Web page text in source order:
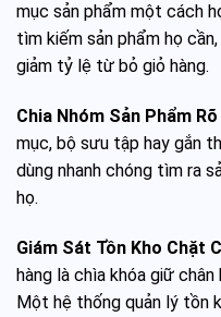
mục sản phẩm một cách
tìm kiếm sản phẩm họ
giảm tỷ lệ từ bỏ giỏ hàng.
Chia Nhóm Sản Phẩm
mục, bộ sưu tập hay gắn
dùng nhanh chóng tìm ra
họ.
Giám Sát Tồn Kho Chặt
hàng là chìa khóa giữ
Một hệ thống quản lý tồn